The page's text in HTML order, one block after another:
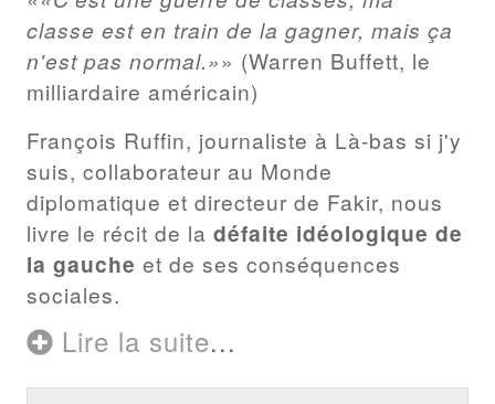
classe est en train de la gagner, mais ça
n'est pas normal.»
(Warren Buffett, le
milliardaire américain)
François Ruffin, journaliste à Là-bas si j'y
suis, collaborateur au Monde
diplomatique et directeur de Fakir, nous
livre le récit de la défaite idéologique de
la gauche et de ses conséquences
sociales.
Lire la suite...